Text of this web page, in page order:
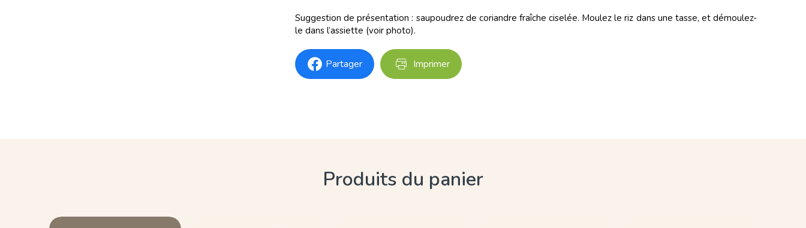
Suggestion de présentation : saupoudrez de coriandre fraîche ciselée. Moulez le riz dans une tasse, et démoulez-
le dans l’assiette (voir photo).
Partager Imprimer
Produits du panier